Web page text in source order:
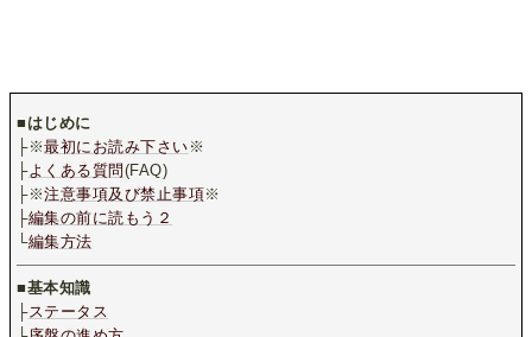
■ はじめに
├※最初にお読み下さい ※
├よくある質問(FAQ)
├※注意事項及び禁止事項※
├編集の前に読もう２
└編集方法
■基本知識
├ステータス